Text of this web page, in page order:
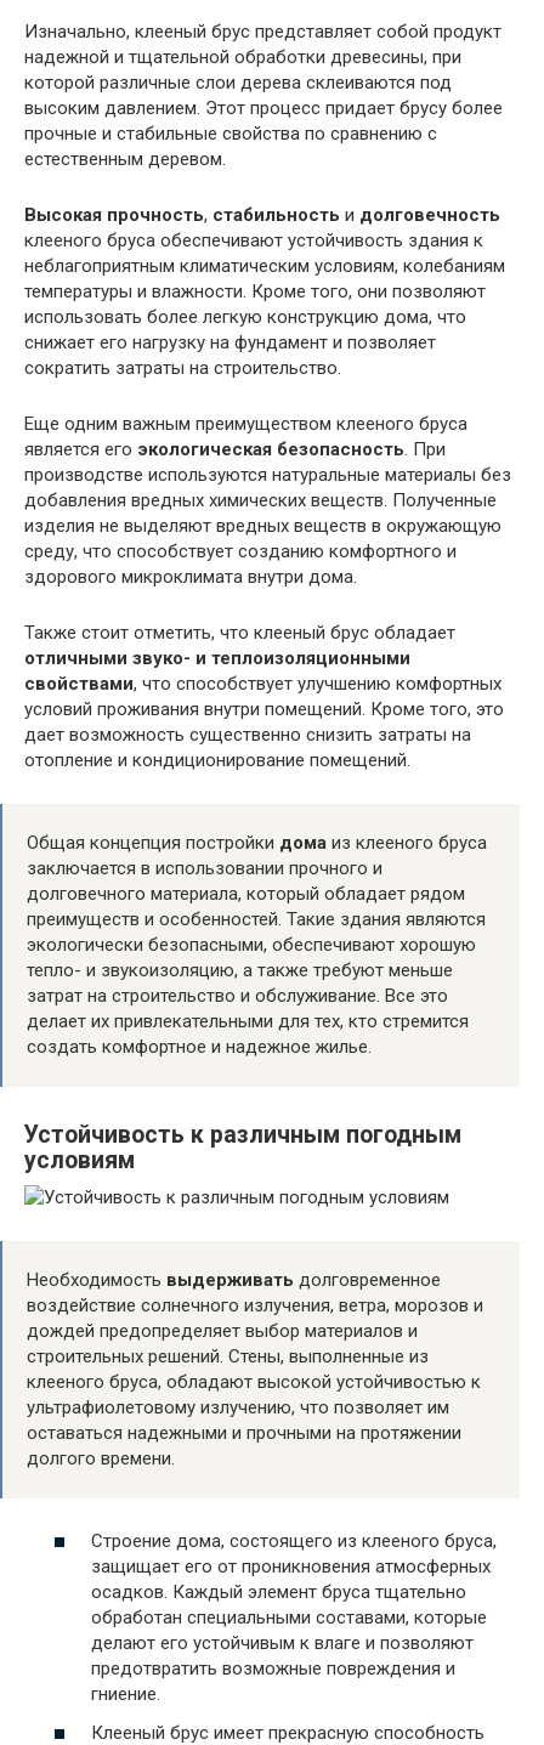
Изначально, клееный брус представляет собой продукт
надежной и тщательной обработки древесины, при
которой различные слои дерева склеиваются под
высоким давлением. Этот процесс придает брусу более
прочные и стабильные свойства по сравнению с
естественным деревом.
Высокая прочность, стабильность и долговечность
клееного бруса обеспечивают устойчивость здания к
неблагоприятным климатическим условиям, колебаниям
температуры и влажности. Кроме того, они позволяют
использовать более легкую конструкцию дома, что
снижает его нагрузку на фундамент и позволяет
сократить затраты на строительство.
Еще одним важным преимуществом клееного бруса
является его экологическая безопасность. При
производстве используются натуральные материалы без
добавления вредных химических веществ. Полученные
изделия не выделяют вредных веществ в окружающую
среду, что способствует созданию комфортного и
здорового микроклимата внутри дома.
Также стоит отметить, что клееный брус обладает
отличными звуко- и теплоизоляционными
свойствами, что способствует улучшению комфортных
условий проживания внутри помещений. Кроме того, это
дает возможность существенно снизить затраты на
отопление и кондиционирование помещений.
Общая концепция постройки дома из клееного бруса
заключается в использовании прочного и
долговечного материала, который обладает рядом
преимуществ и особенностей. Такие здания являются
экологически безопасными, обеспечивают хорошую
тепло- и звукоизоляцию, а также требуют меньше
затрат на строительство и обслуживание. Все это
делает их привлекательными для тех, кто стремится
создать комфортное и надежное жилье.
Устойчивость к различным погодным
условиям
Необходимость выдерживать долговременное
воздействие солнечного излучения, ветра, морозов и
дождей предопределяет выбор материалов и
строительных решений. Стены, выполненные из
клееного бруса, обладают высокой устойчивостью к
ультрафиолетовому излучению, что позволяет им
оставаться надежными и прочными на протяжении
долгого времени.
Строение дома, состоящего из клееного бруса,
защищает его от проникновения атмосферных
осадков. Каждый элемент бруса тщательно
обработан специальными составами, которые
делают его устойчивым к влаге и позволяют
предотвратить возможные повреждения и
гниение.
Клееный брус имеет прекрасную способность